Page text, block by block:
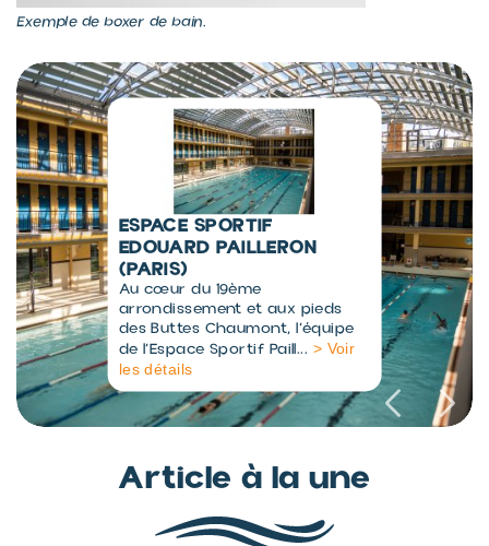
Exemple de boxer de bain.
CENTRE AQUALUDIQUE L'O
(ORLÉANS)
Le centre aqualudique L’O
convient aux familles comme
aux sportifs. La piscine est
située au centre... > Voir les
détails
Article à la une